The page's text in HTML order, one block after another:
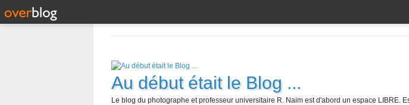
Au début était le Blog ...
Le blog du photographe et professeur universitaire R. Naim est d'abord un espace LIBRE.